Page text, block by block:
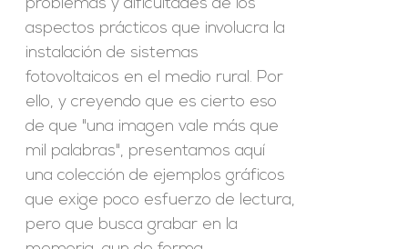
problemas y dificultades de los
aspectos prácticos que involucra la
instalación de sistemas
fotovoltaicos en el medio rural. Por
ello, y creyendo que es cierto eso
de que "una imagen vale más que
mil palabras", presentamos aquí
una colección de ejemplos gráficos
que exige poco esfuerzo de lectura,
pero que busca grabar en la